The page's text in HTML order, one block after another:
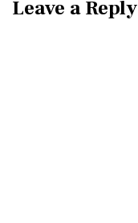
Leave a Reply